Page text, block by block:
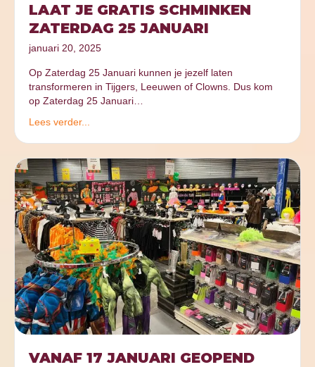
LAAT JE GRATIS SCHMINKEN
ZATERDAG 25 JANUARI
januari 20, 2025
Op Zaterdag 25 Januari kunnen je jezelf laten
transformeren in Tijgers, Leeuwen of Clowns. Dus kom
op Zaterdag 25 Januari…
Lees verder...
VANAF 17 JANUARI GEOPEND